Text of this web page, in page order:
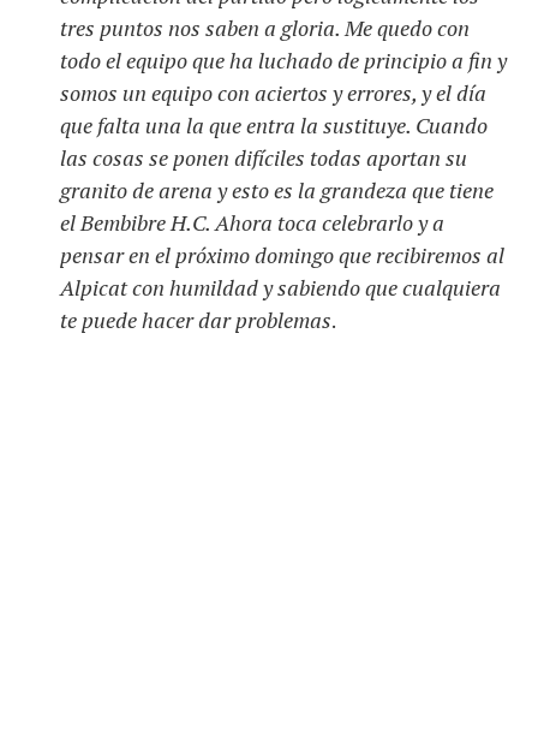
tres puntos nos saben a gloria. Me quedo con
todo el equipo que ha luchado de principio a fin y
somos un equipo con aciertos y errores, y el día
que falta una la que entra la sustituye. Cuando
las cosas se ponen difíciles todas aportan su
granito de arena y esto es la grandeza que tiene
el Bembibre H.C. Ahora toca celebrarlo y a
pensar en el próximo domingo que recibiremos al
Alpicat con humildad y sabiendo que cualquiera
te puede hacer dar problemas.